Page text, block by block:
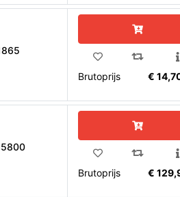
Brutoprijs €
Brutoprijs €